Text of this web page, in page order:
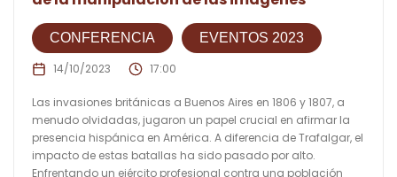
CONFERENCIA EVENTOS 2023
14/10/2023 17:00
Las invasiones británicas a Buenos Aires en 1806 y 1807, a
menudo olvidadas, jugaron un papel crucial en afirmar la
presencia hispánica en América. A diferencia de Trafalgar, el
impacto de estas batallas ha sido pasado por alto.
Enfrentando un ejército profesional contra una población